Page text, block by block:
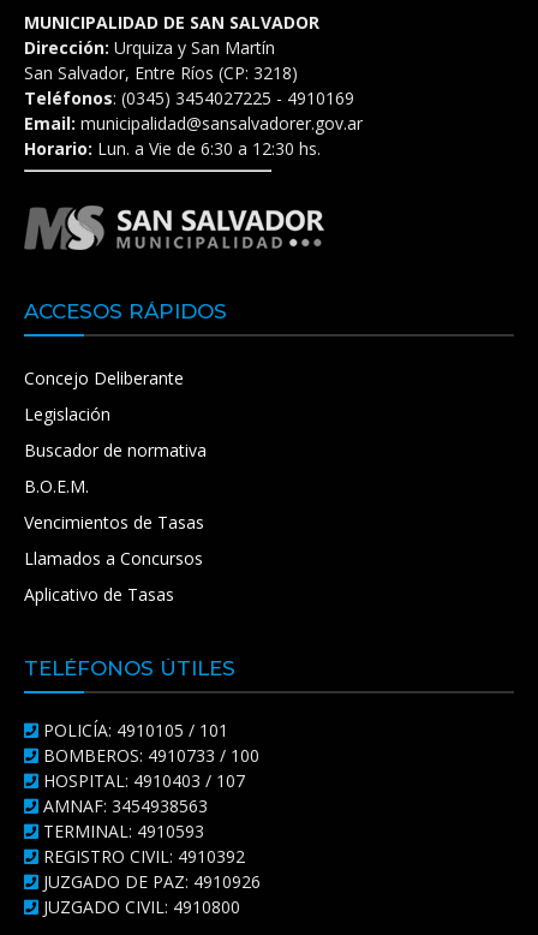
MUNICIPALIDAD DE SAN SALVADOR
Dirección: Urquiza y San Martín
San Salvador, Entre Ríos (CP: 3218)
Teléfonos: (0345) 3454027225 - 4910169
Email: municipalidad@sansalvadorer.gov.ar
Horario: Lun. a Vie de 6:30 a 12:30 hs.
ACCESOS RÁPIDOS
Concejo Deliberante
Legislación
Buscador de normativa
B.O.E.M.
Vencimientos de Tasas
Llamados a Concursos
Aplicativo de Tasas
TELÉFONOS ÚTILES
POLICÍA: 4910105 / 101
BOMBEROS: 4910733 / 100
HOSPITAL: 4910403 / 107
AMNAF: 3454938563
TERMINAL: 4910593
REGISTRO CIVIL: 4910392
JUZGADO DE PAZ: 4910926
JUZGADO CIVIL: 4910800